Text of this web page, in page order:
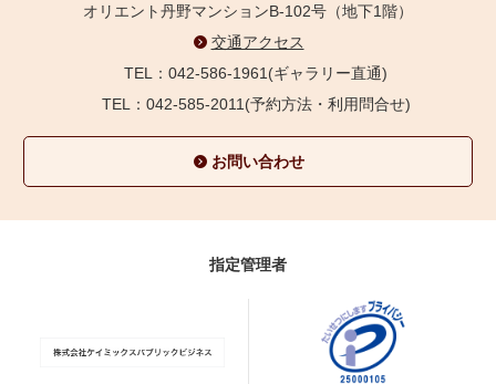
オリエント丹野マンションB-102号（地下1階）
交通アクセス
TEL：042-586-1961(ギャラリー直通)
TEL：042-585-2011(予約方法・利用問合せ)
お問い合わせ
指定管理者